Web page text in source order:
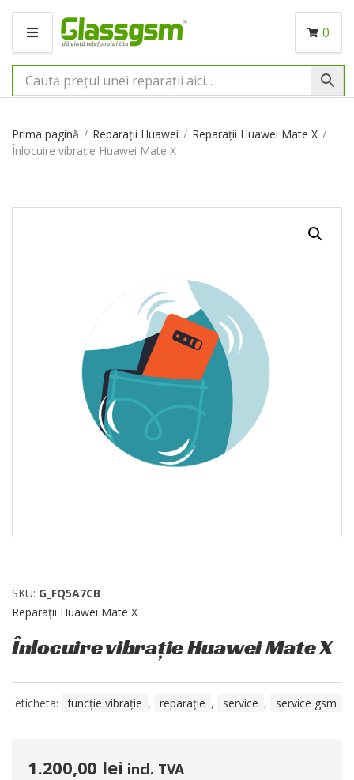
M
N
I
0
Prima pagină / Reparații Huawei / Reparații Huawei Mate X /
Înlocuire vibrație Huawei Mate X
SKU: G_FQ5A7CB
Reparații Huawei Mate X
Înlocuire vibrație Huawei Mate X
eticheta: funcție vibrație , reparație , service , service gsm
1.200,00 lei incl. TVA